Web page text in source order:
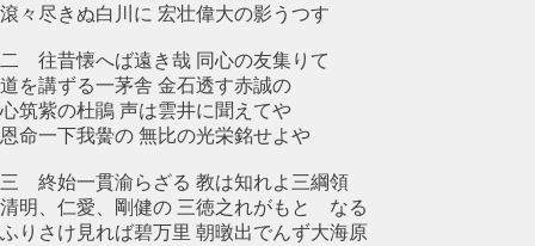
滾々尽きぬ白川に 宏壮偉大の影うつす
二 往昔懐へば遠き哉 同心の友集りて
道を講ずる一茅舎 金石透す赤誠の
心筑紫の杜鵑 声は雲井に聞えてや
恩命一下我黌の 無比の光栄銘せよや
三 終始一貫渝らざる 教は知れよ三綱領
清明、仁愛、剛健の 三徳之れがもとゝなる
ふりさけ見れば碧万里 朝暾出でんず大海原